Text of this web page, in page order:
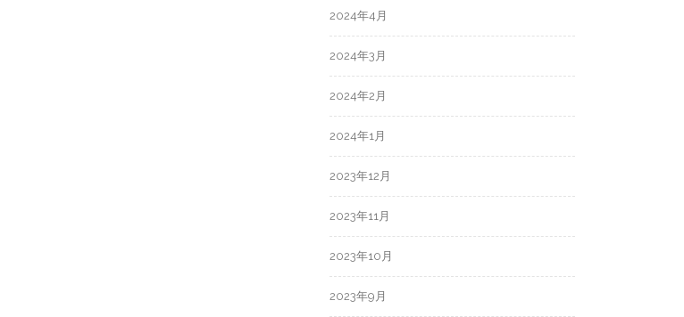
2024年4月
2024年3月
2024年2月
2024年1月
2023年12月
2023年11月
2023年10月
2023年9月